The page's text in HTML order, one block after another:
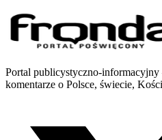
Portal publicystyczno-
komentarze o Polsce, świecie,